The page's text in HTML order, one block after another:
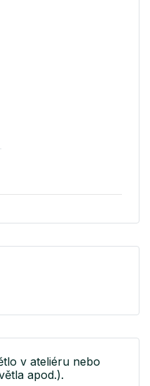
v ateliéru nebo
apod.).